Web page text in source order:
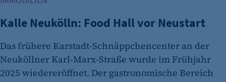
Kalle Neukölln: Food Hall vor Neustart
Das frühere Karstadt-Schnäppchencenter an der
Neuköllner Karl-Marx-Straße wurde im Frühjahr
2025 wiedereröffnet. Der gastronomische Bereich